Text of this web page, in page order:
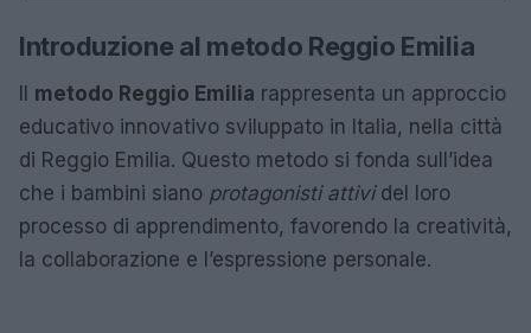
Introduzione al metodo Reggio Emilia
Il metodo Reggio Emilia rappresenta un approccio
educativo innovativo sviluppato in Italia, nella città
di Reggio Emilia. Questo metodo si fonda sull’idea
che i bambini siano protagonisti attividel loro
processo di apprendimento, favorendo la creatività,
la collaborazione e l’espressione personale.